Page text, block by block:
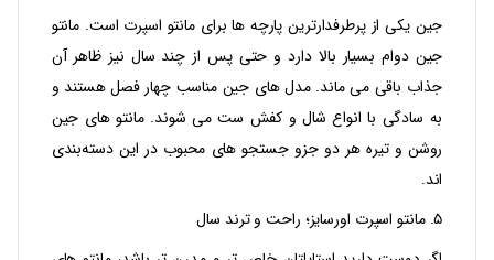
جین یکی از پرطرفدارترین پارچه‌ ها برای مانتو اسپرت است. مانتو
جین دوام بسیار بالا دارد و حتی پس از چند سال نیز ظاهر آن
جذاب باقی می‌ ماند. مدل‌ های جین مناسب چهار فصل هستند و
به‌ سادگی با انواع شال و کفش ست می‌ شوند. مانتو های جین
روشن و تیره هر دو جزو جستجو های محبوب در این دسته‌بندی‌
اند.
۵. مانتو اسپرت اورسایز؛ راحت و ترند سال